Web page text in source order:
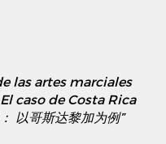
las artes marciales
caso de Costa Rica
以哥斯达黎加为例”